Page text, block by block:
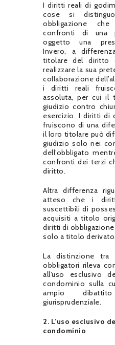
I diritti reali di
cose si
obbligazione
confronti di una
oggetto una
Invero, a
titolare del diritto
realizzare la sua
collaborazione
i diritti reali
assoluta, per cui il
giudizio contro
esercizio. I diritti di
fruiscono di una
il loro titolare può
giudizio solo nei
dell’obbligato
confronti dei terzi
diritto.
Altra differenza
atteso che i
suscettibili di
acquisiti a titolo
diritti di
solo a titolo derivato.
La distinzione
obbligatori rileva
all’uso esclusivo
condominio sulla
ampio
giurisprudenziale.
2. L’uso esclusivo
condominio